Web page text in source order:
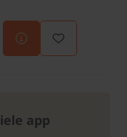
app